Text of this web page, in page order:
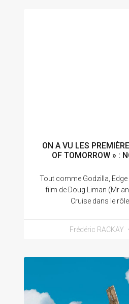
ON A VU LES
OF TOMORROW » :
Tout comme Godzilla,
film de Doug Liman (Mr
Cruise dans le
Frédéric RACKAY